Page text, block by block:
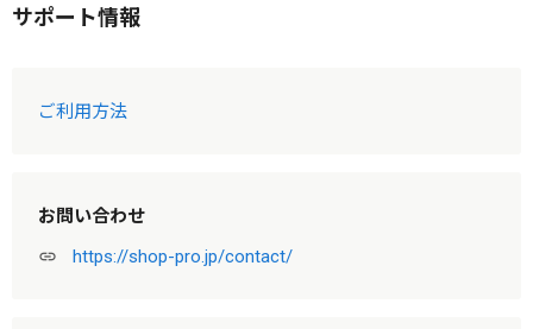
サポート情報
ご利用方法
お問い合わせ
link https://shop-pro.jp/contact/